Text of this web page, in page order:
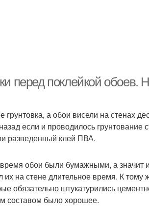
перед поклейкой обоев.
а обои висели на стенах
если и проводилось грунтование
разведенный клей ПВА.
обои были бумажными, а значит
на стене длительное время. К тому
обязательно штукатурились
составом было хорошее.